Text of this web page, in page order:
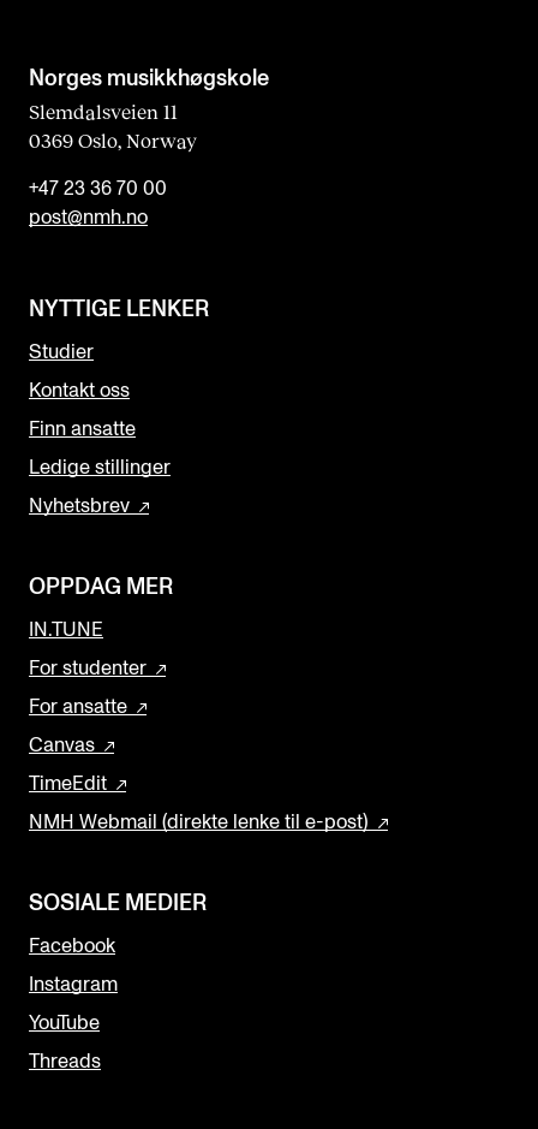
Norges musikk­høgskole
Slemdalsveien 11
0369 Oslo, Norway
+47 23 36 70 00
post@nmh.no
NYTTIGE LENKER
Studier
Kontakt oss
Finn ansatte
Ledige stillinger
Nyhetsbrev
OPPDAG MER
IN.TUNE
For studenter
For ansatte
Canvas
TimeEdit
NMH Webmail (direkte lenke til e-post)
SOSIALE MEDIER
Facebook
Instagram
YouTube
Threads